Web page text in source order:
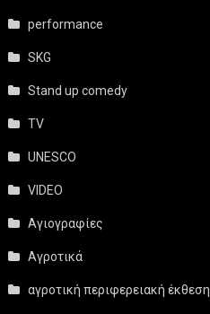
performance
SKG
Stand up comedy
TV
UNESCO
VIDEO
Αγιογραφίες
Αγροτικά
αγροτική περιφερειακή έκθεση